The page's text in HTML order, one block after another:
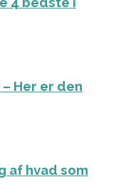
Her er den
af hvad som